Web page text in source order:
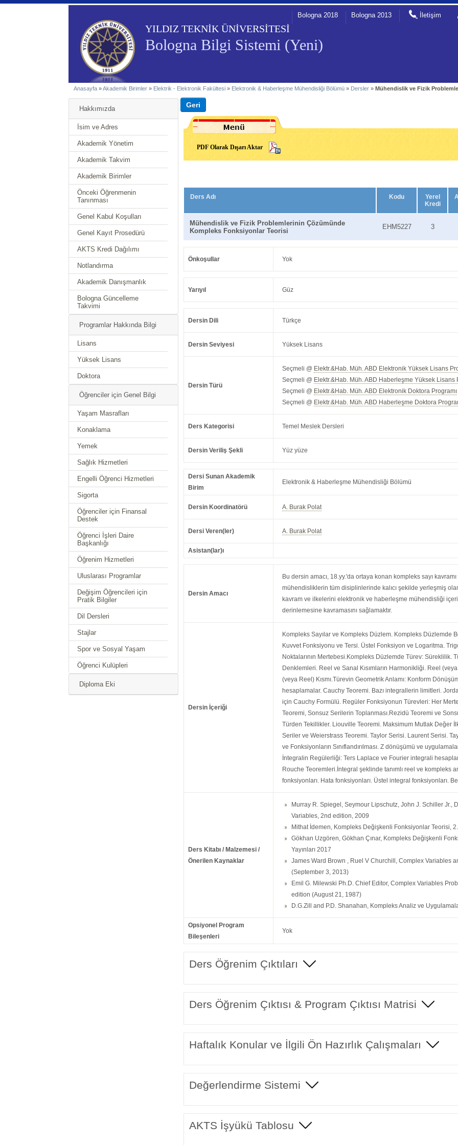
YILDIZ TEKNİK ÜNİVERSİTESİ
Bologna Bilgi Sistemi (Yeni)
Bologna 2018 Bologna 2013 İletişim
Anasayfa »Akademik Birimler » Elektrik - Elektronik Fakültesi » Elektronik & Haberleşme Mühendisliği Bölümü » Dersler »Mühendislik ve Fizik
Hakkımızda
İsim ve Adres
Akademik Yönetim
Akademik Takvim
Akademik Birimler
Önceki Öğrenmenin
Tanınması
Genel Kabul Koşulları
Genel Kayıt Prosedürü
AKTS Kredi Dağılımı
Notlandırma
Akademik Danışmanlık
Bologna Güncelleme
Takvimi
Programlar Hakkında Bilgi
Lisans
Yüksek Lisans
Doktora
Öğrenciler için Genel Bilgi
Yaşam Masrafları
Konaklama
Yemek
Sağlık Hizmetleri
Engelli Öğrenci Hizmetleri
Sigorta
Öğrenciler için Finansal
Destek
Öğrenci İşleri Daire
Başkanlığı
Öğrenim Hizmetleri
Uluslarası Programlar
Değişim Öğrencileri için
Pratik Bilgiler
Dil Dersleri
Stajlar
Spor ve Sosyal Yaşam
Öğrenci Kulüpleri
Diploma Eki
PDF Olarak Dışarı Aktar
Ders Adı Kodu
Yerel
Kredi
Mühendislik ve Fizik Problemlerinin Çözümünde
Kompleks Fonksiyonlar Teorisi
EHM5227 3
Önkoşullar Yok
Yarıyıl Güz
Dersin Dili Türkçe
Dersin Seviyesi Yüksek Lisans
Dersin Türü
Seçmeli @ Elektr.&Hab. Müh. ABD Elektronik Yüksek Lisans
Seçmeli @ Elektr.&Hab. Müh. ABD Haberleşme Yüksek Lisans
Seçmeli @ Elektr.&Hab. Müh. ABD Elektronik Doktora Programı
Seçmeli @ Elektr.&Hab. Müh. ABD Haberleşme Doktora
Ders Kategorisi Temel Meslek Dersleri
Dersin Veriliş Şekli Yüz yüze
Dersi Sunan Akademik
Birim
Elektronik & Haberleşme Mühendisliği Bölümü
Dersin Koordinatörü A. Burak Polat
Dersi Veren(ler) A. Burak Polat
Asistan(lar)ı
Dersin Amacı
Bu dersin amacı, 18.yy.'da ortaya konan kompleks sayı
mühendisliklerin tüm disiplinlerinde kalıcı şekilde yerleşmiş
kavram ve ilkelerini elektronik ve haberleşme mühendisliği
derinlemesine kavramasını sağlamaktır.
Dersin İçeriği
Kompleks Sayılar ve Kompleks Düzlem. Kompleks Düzlemde
Kuvvet Fonksiyonu ve Tersi. Üstel Fonksiyon ve Logaritma.
Noktalarının Mertebesi.Kompleks Düzlemde Türev: Süreklilik.
Denklemleri. Reel ve Sanal Kısımların Harmonikliği. Reel
(veya Reel) Kısmı.Türevin Geometrik Anlamı: Konform
hesaplamalar. Cauchy Teoremi. Bazı integrallerin limitleri.
için Cauchy Formülü. Regüler Fonksiyonun Türevleri: Her
Teoremi, Sonsuz Serilerin Toplanması.Rezidü Teoremi ve
Türden Tekillikler. Liouville Teoremi. Maksimum Mutlak Değer
Seriler ve Weierstrass Teoremi. Taylor Serisi. Laurent Serisi.
ve Fonksiyonların Sınıflandırılması. Z dönüşümü ve
İntegralin Regülerliği: Ters Laplace ve Fourier integrali
Rouche Teoremleri.İntegral şeklinde tanımlı reel ve kompleks
fonksiyonları. Hata fonksiyonları. Üstel integral fonksiyonları.
Ders Kitabı / Malzemesi /
Önerilen Kaynaklar
Murray R. Spiegel, Seymour Lipschutz, John J. Schiller Jr.,
Variables, 2nd edition, 2009
Mithat İdemen, Kompleks Değişkenli Fonksiyonlar Teorisi, 2.
Gökhan Uzgören, Gökhan Çınar, Kompleks Değişkenli
Yayınları 2017
James Ward Brown , Ruel V Churchill, Complex Variables
(September 3, 2013)
Emil G. Milewski Ph.D. Chief Editor, Complex Variables
edition (August 21, 1987)
D.G.Zill and P.D. Shanahan, Kompleks Analiz ve
Opsiyonel Program
Bileşenleri
Yok
Ders Öğrenim Çıktıları
Ders Öğrenim Çıktısı & Program Çıktısı Matrisi
Haftalık Konular ve İlgili Ön Hazırlık Çalışmaları
Değerlendirme Sistemi
AKTS İşyükü Tablosu